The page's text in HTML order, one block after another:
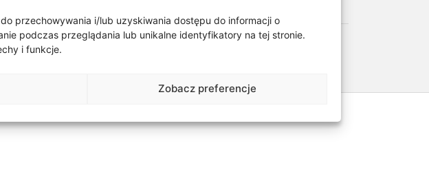
przechowywania i/lub uzyskiwania dostępu do informacji o
podczas przeglądania lub unikalne identyfikatory na tej stronie.
i funkcje.
Zobacz preferencje